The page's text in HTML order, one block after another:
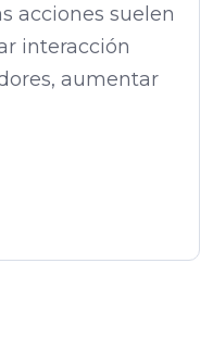
acciones suelen
interacción
aumentar